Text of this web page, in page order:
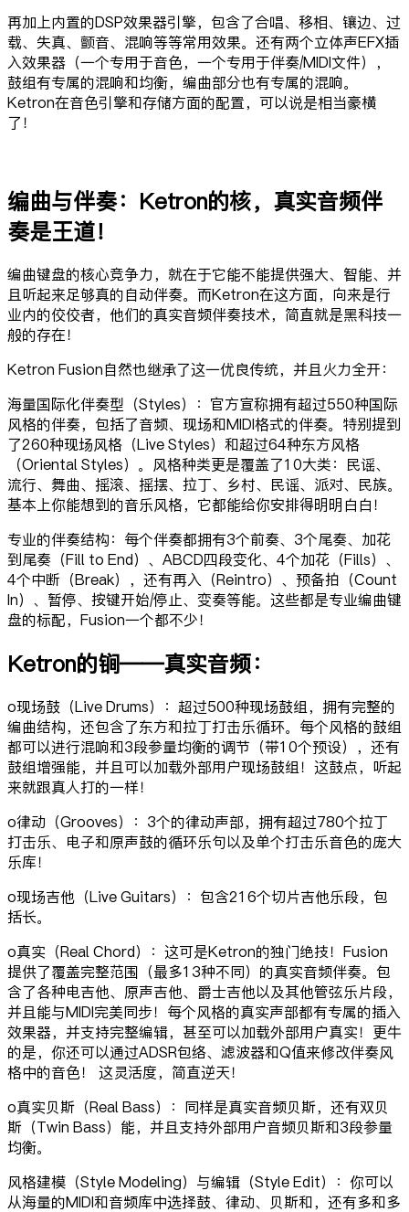
再加上内置的DSP效果器引擎，包含了合唱、移相、镶边、过
载、失真、颤音、混响等等常用效果。还有两个立体声EFX插
入效果器（一个专用于音色，一个专用于伴奏/MIDI文件），
鼓组有专属的混响和均衡，编曲部分也有专属的混响。
Ketron在音色引擎和存储方面的配置，可以说是相当豪横
了！
编曲与伴奏：Ketron的核，真实音频伴
奏是王道！
编曲键盘的核心竞争力，就在于它能不能提供强大、智能、并
且听起来足够真的自动伴奏。而Ketron在这方面，向来是行
业内的佼佼者，他们的真实音频伴奏技术，简直就是黑科技一
般的存在！
Ketron Fusion自然也继承了这一优良传统，并且火力全开：
海量国际化伴奏型（Styles）：官方宣称拥有超过550种国际
风格的伴奏，包括了音频、现场和MIDI格式的伴奏。特别提到
了260种现场风格（Live Styles）和超过64种东方风格
（Oriental Styles）。风格种类更是覆盖了10大类：民谣、
流行、舞曲、摇滚、摇摆、拉丁、乡村、民谣、派对、民族。
基本上你能想到的音乐风格，它都能给你安排得明明白白！
专业的伴奏结构：每个伴奏都拥有3个前奏、3个尾奏、加花
到尾奏（Fill to End）、ABCD四段变化、4个加花（Fills）、
4个中断（Break），还有再入（Reintro）、预备拍（Count
In）、暂停、按键开始/停止、变奏等能。这些都是专业编曲键
盘的标配，Fusion一个都不少！
Ketron的锏——真实音频：
o现场鼓（Live Drums）：超过500种现场鼓组，拥有完整的
编曲结构，还包含了东方和拉丁打击乐循环。每个风格的鼓组
都可以进行混响和3段参量均衡的调节（带10个预设），还有
鼓组增强能，并且可以加载外部用户现场鼓组！这鼓点，听起
来就跟真人打的一样！
o律动（Grooves）：3个的律动声部，拥有超过780个拉丁
打击乐、电子和原声鼓的循环乐句以及单个打击乐音色的庞大
乐库！
o现场吉他（Live Guitars）：包含216个切片吉他乐段，包
括长。
o真实（Real Chord）：这可是Ketron的独门绝技！Fusion
提供了覆盖完整范围（最多13种不同）的真实音频伴奏。包
含了各种电吉他、原声吉他、爵士吉他以及其他管弦乐片段，
并且能与MIDI完美同步！每个风格的真实声部都有专属的插入
效果器，并支持完整编辑，甚至可以加载外部用户真实！更牛
的是，你还可以通过ADSR包络、滤波器和Q值来修改伴奏风
格中的音色！ 这灵活度，简直逆天！
o真实贝斯（Real Bass）：同样是真实音频贝斯，还有双贝
斯（Twin Bass）能，并且支持外部用户音频贝斯和3段参量
均衡。
风格建模（Style Modeling）与编辑（Style Edit）：你可以
从海量的MIDI和音频库中选择鼓、律动、贝斯和，还有多和多